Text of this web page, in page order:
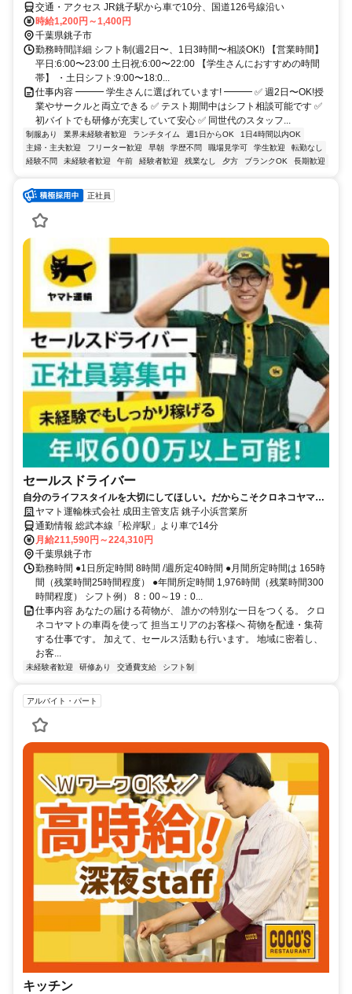
交通・アクセス JR銚子駅から車で10分、国道126号線沿い
時給1,200円～1,400円
千葉県銚子市
勤務時間詳細 シフト制(週2日〜、1日3時間〜相談OK!) 【営業時間】
平日:6:00〜23:00 土日祝:6:00〜22:00 【学生さんにおすすめの時間
帯】 ・土日シフト:9:00〜18:0...
仕事内容 ━━━ 学生さんに選ばれています! ━━━ ✅ 週2日〜OK!授
業やサークルと両立できる ✅ テスト期間中はシフト相談可能です ✅
初バイトでも研修が充実していて安心 ✅ 同世代のスタッフ...
制服あり 業界未経験者歓迎 ランチタイム 週1日からOK
1日4時間以内OK
主婦・主夫歓迎
フリーター歓迎 早朝 学歴不問 職場見学可 学生歓迎
転勤なし
経験不問
未経験者歓迎 午前 経験者歓迎 残業なし 夕方 ブランクOK 長期歓迎
正社員
セールスドライバー
自分のライフスタイルを大切にしてほしい。だからこそクロネコヤマト
は収入も休日も充実
ヤマト運輸株式会社 成田主管支店 銚子小浜営業所
通勤情報 総武本線「松岸駅」より車で14分
月給211,590円～224,310円
千葉県銚子市
勤務時間 ●1日所定時間 8時間 /週所定40時間 ●月間所定時間は 165時
間（残業時間25時間程度） ●年間所定時間 1,976時間（残業時間300
時間程度） シフト例） 8：00～19：0...
仕事内容 あなたの届ける荷物が、 誰かの特別な一日をつくる。 クロ
ネコヤマトの車両を使って 担当エリアのお客様へ 荷物を配達・集荷
する仕事です。 加えて、セールス活動も行います。 地域に密着し、
お客...
未経験者歓迎 研修あり 交通費支給 シフト制
アルバイト・パート
キッチン